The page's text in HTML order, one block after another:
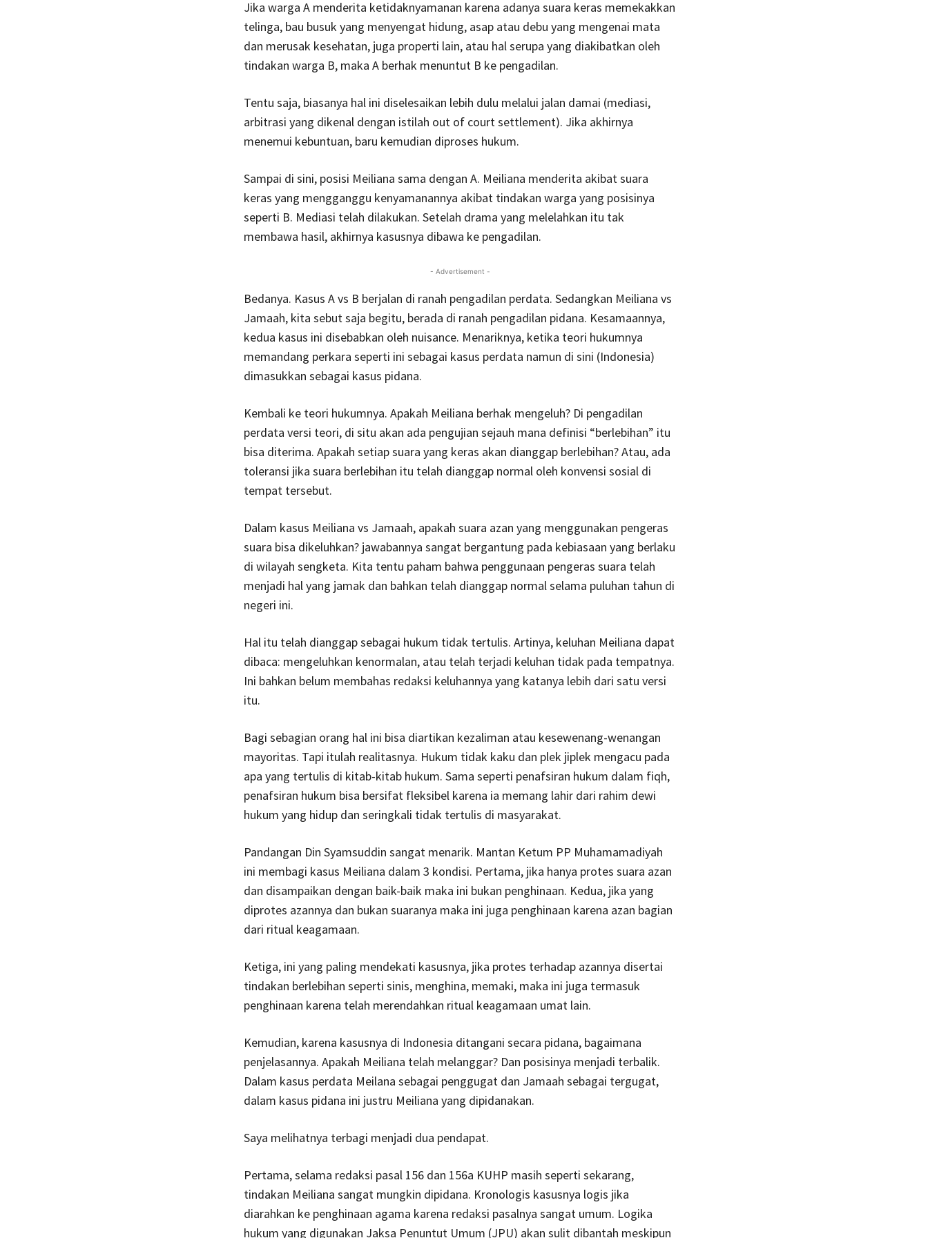
Jika warga A menderita ketidaknyamanan karena adanya suara keras memekakkan
telinga, bau busuk yang menyengat hidung, asap atau debu yang mengenai mata
dan merusak kesehatan, juga properti lain, atau hal serupa yang diakibatkan oleh
tindakan warga B, maka A berhak menuntut B ke pengadilan.
Tentu saja, biasanya hal ini diselesaikan lebih dulu melalui jalan damai (mediasi,
arbitrasi yang dikenal dengan istilah out of court settlement). Jika akhirnya
menemui kebuntuan, baru kemudian diproses hukum.
Sampai di sini, posisi Meiliana sama dengan A. Meiliana menderita akibat suara
keras yang mengganggu kenyamanannya akibat tindakan warga yang posisinya
seperti B. Mediasi telah dilakukan. Setelah drama yang melelahkan itu tak
membawa hasil, akhirnya kasusnya dibawa ke pengadilan.
- Advertisement -
Bedanya. Kasus A vs B berjalan di ranah pengadilan perdata. Sedangkan Meiliana vs
Jamaah, kita sebut saja begitu, berada di ranah pengadilan pidana. Kesamaannya,
kedua kasus ini disebabkan oleh nuisance. Menariknya, ketika teori hukumnya
memandang perkara seperti ini sebagai kasus perdata namun di sini (Indonesia)
dimasukkan sebagai kasus pidana.
Kembali ke teori hukumnya. Apakah Meiliana berhak mengeluh? Di pengadilan
perdata versi teori, di situ akan ada pengujian sejauh mana definisi “berlebihan” itu
bisa diterima. Apakah setiap suara yang keras akan dianggap berlebihan? Atau, ada
toleransi jika suara berlebihan itu telah dianggap normal oleh konvensi sosial di
tempat tersebut.
Dalam kasus Meiliana vs Jamaah, apakah suara azan yang menggunakan pengeras
suara bisa dikeluhkan? jawabannya sangat bergantung pada kebiasaan yang berlaku
di wilayah sengketa. Kita tentu paham bahwa penggunaan pengeras suara telah
menjadi hal yang jamak dan bahkan telah dianggap normal selama puluhan tahun di
negeri ini.
Hal itu telah dianggap sebagai hukum tidak tertulis. Artinya, keluhan Meiliana dapat
dibaca: mengeluhkan kenormalan, atau telah terjadi keluhan tidak pada tempatnya.
Ini bahkan belum membahas redaksi keluhannya yang katanya lebih dari satu versi
itu.
Bagi sebagian orang hal ini bisa diartikan kezaliman atau kesewenang-wenangan
mayoritas. Tapi itulah realitasnya. Hukum tidak kaku dan plek jiplek mengacu pada
apa yang tertulis di kitab-kitab hukum. Sama seperti penafsiran hukum dalam fiqh,
penafsiran hukum bisa bersifat fleksibel karena ia memang lahir dari rahim dewi
hukum yang hidup dan seringkali tidak tertulis di masyarakat.
Pandangan Din Syamsuddin sangat menarik. Mantan Ketum PP Muhamamadiyah
ini membagi kasus Meiliana dalam 3 kondisi. Pertama, jika hanya protes suara azan
dan disampaikan dengan baik-baik maka ini bukan penghinaan. Kedua, jika yang
diprotes azannya dan bukan suaranya maka ini juga penghinaan karena azan bagian
dari ritual keagamaan.
Ketiga, ini yang paling mendekati kasusnya, jika protes terhadap azannya disertai
tindakan berlebihan seperti sinis, menghina, memaki, maka ini juga termasuk
penghinaan karena telah merendahkan ritual keagamaan umat lain.
Kemudian, karena kasusnya di Indonesia ditangani secara pidana, bagaimana
penjelasannya. Apakah Meiliana telah melanggar? Dan posisinya menjadi terbalik.
Dalam kasus perdata Meilana sebagai penggugat dan Jamaah sebagai tergugat,
dalam kasus pidana ini justru Meiliana yang dipidanakan.
Saya melihatnya terbagi menjadi dua pendapat.
Pertama, selama redaksi pasal 156 dan 156a KUHP masih seperti sekarang,
tindakan Meiliana sangat mungkin dipidana. Kronologis kasusnya logis jika
diarahkan ke penghinaan agama karena redaksi pasalnya sangat umum. Logika
hukum yang digunakan Jaksa Penuntut Umum (JPU) akan sulit dibantah meskipun